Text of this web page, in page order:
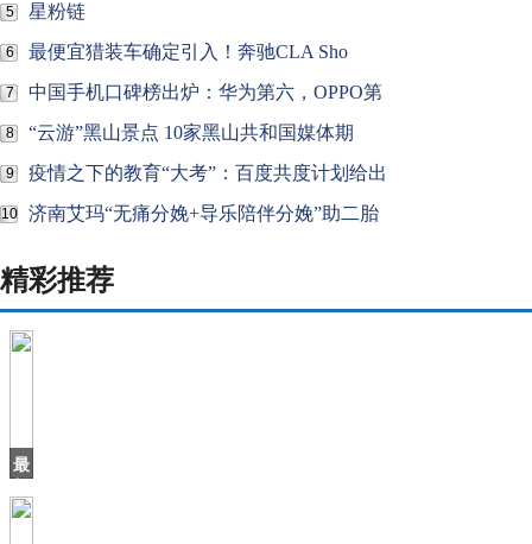
5 星粉链
6 最便宜猎装车确定引入！奔驰CLA Sho
7 中国手机口碑榜出炉：华为第六，OPPO第
8 “云游”黑山景点 10家黑山共和国媒体期
9 疫情之下的教育“大考”：百度共度计划给出
10 济南艾玛“无痛分娩+导乐陪伴分娩”助二胎
精彩推荐
最
宜